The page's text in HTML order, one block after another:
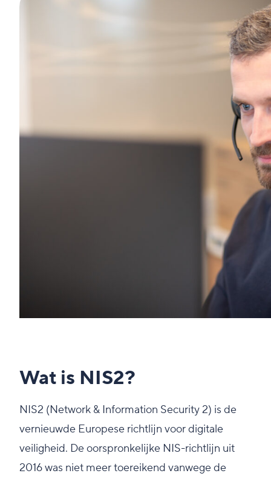
Wat is NIS2?
NIS2 (Network & Information Security 2) is de
vernieuwde Europese richtlijn voor digitale
veiligheid. De oorspronkelijke NIS-richtlijn uit
2016 was niet meer toereikend vanwege de